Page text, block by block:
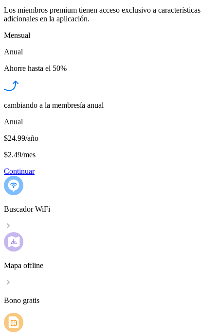
Los miembros premium tienen acceso exclusivo a características
adicionales en la aplicación.
Mensual
Anual
Ahorre hasta el 50%
cambiando a la membresía anual
Anual
$24.99/año
$2.49/mes
Continuar
Buscador WiFi
Mapa offline
Bono gratis